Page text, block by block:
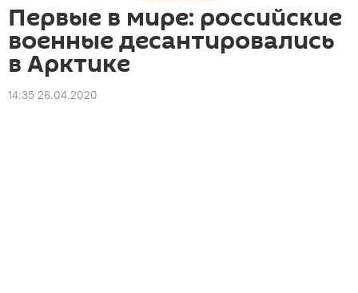
Первые в мире: российские
военные десантировались
в Арктике
14:35 26.04.2020